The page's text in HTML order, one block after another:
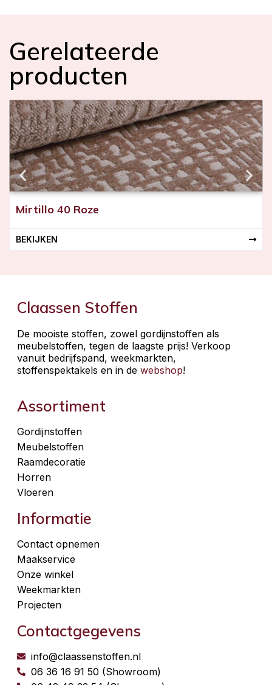
Gerelateerde
producten
Mirtillo 40 Roze
BEKIJKEN
Claassen Stoffen
De mooiste stoffen, zowel gordijnstoffen als
meubelstoffen, tegen de laagste prijs! Verkoop
vanuit bedrijfspand, weekmarkten,
stoffenspektakels en in de webshop!
Assortiment
Gordijnstoffen
Meubelstoffen
Raamdecoratie
Horren
Vloeren
Informatie
Contact opnemen
Maakservice
Onze winkel
Weekmarkten
Projecten
Contactgegevens
info@claassenstoffen.nl
06 36 16 91 50 (Showroom)